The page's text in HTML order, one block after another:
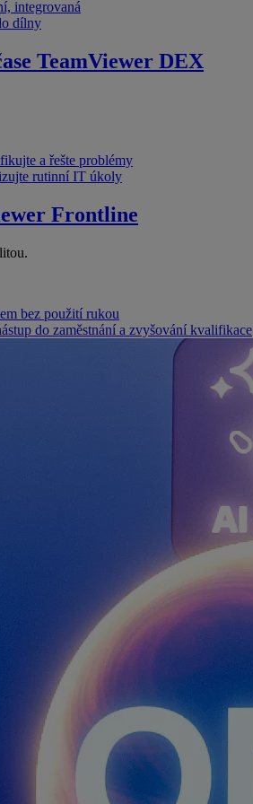
integrovaná
dílny
TeamViewer DEX
a řešte problémy
rutinní IT úkoly
Frontline
bez použití rukou
do zaměstnání a zvyšování kvalifikace